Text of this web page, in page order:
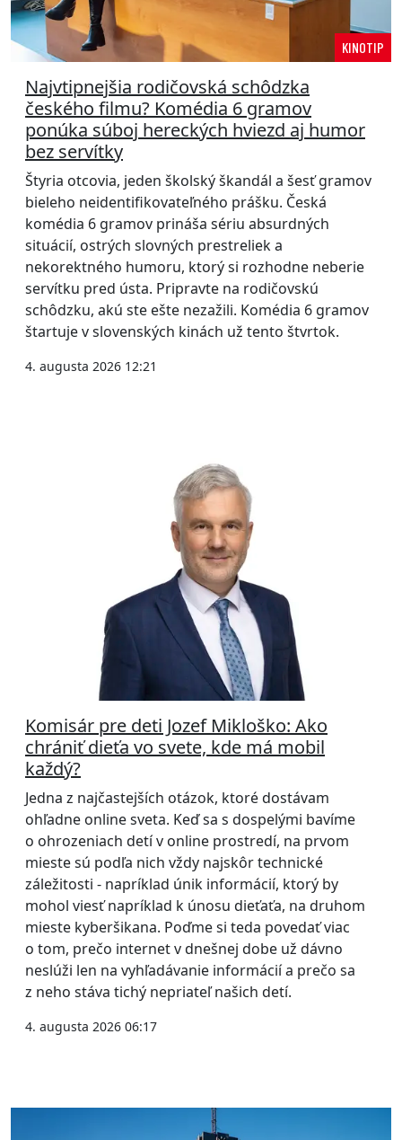
KINOTIP
Najvtipnejšia rodičovská schôdzka
českého filmu? Komédia 6 gramov
ponúka súboj hereckých hviezd aj humor
bez servítky
Štyria otcovia, jeden školský škandál a šesť gramov
bieleho neidentifikovateľného prášku. Česká
komédia 6 gramov prináša sériu absurdných
situácií, ostrých slovných prestreliek a
nekorektného humoru, ktorý si rozhodne neberie
servítku pred ústa. Pripravte na rodičovskú
schôdzku, akú ste ešte nezažili. Komédia 6 gramov
štartuje v slovenských kinách už tento štvrtok.
4. augusta 2026 12:21
Komisár pre deti Jozef Mikloško: Ako
chrániť dieťa vo svete, kde má mobil
každý?
Jedna z najčastejších otázok, ktoré dostávam
ohľadne online sveta. Keď sa s dospelými bavíme
o ohrozeniach detí v online prostredí, na prvom
mieste sú podľa nich vždy najskôr technické
záležitosti - napríklad únik informácií, ktorý by
mohol viesť napríklad k únosu dieťaťa, na druhom
mieste kyberšikana. Poďme si teda povedať viac
o tom, prečo internet v dnešnej dobe už dávno
neslúži len na vyhľadávanie informácií a prečo sa
z neho stáva tichý nepriateľ našich detí.
4. augusta 2026 06:17